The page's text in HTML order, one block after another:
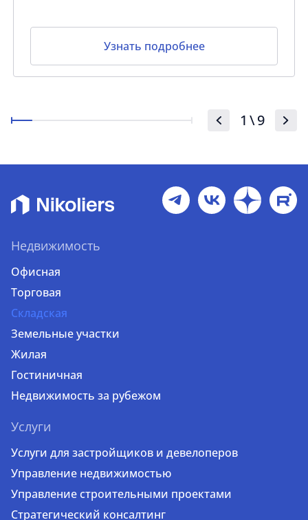
Узнать подробнее
1 \9
Недвижимость
Офисная
Торговая
Складская
Земельные участки
Жилая
Гостиничная
Недвижимость за рубежом
Услуги
Услуги для застройщиков и девелоперов
Управление недвижимостью
Управление строительными проектами
Стратегический консалтинг